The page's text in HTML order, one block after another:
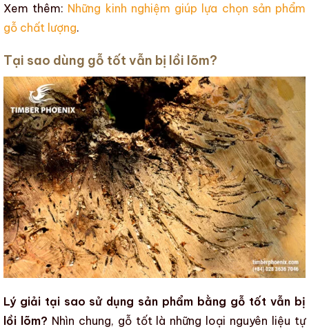
Xem thêm: Những kinh nghiệm giúp lựa chọn sản phẩm
gỗ chất lượng.
Tại sao dùng gỗ tốt vẫn bị lồi lõm?
Lý giải tại sao sử dụng sản phẩm bằng gỗ tốt vẫn bị
lồi lõm? Nhìn chung, gỗ tốt là những loại nguyên liệu tự